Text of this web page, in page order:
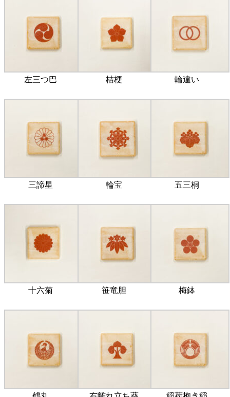
左三つ巴 桔梗 輪違い
三諦星 輪宝 五三桐
十六菊 笹竜胆 梅鉢